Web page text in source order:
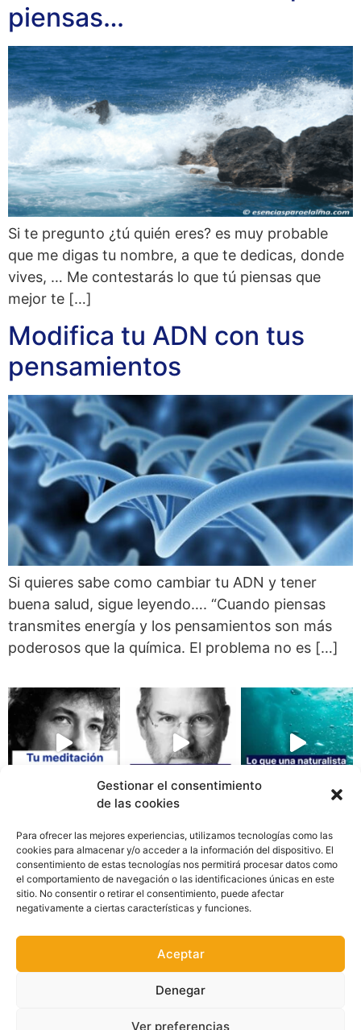
Gestionar el consentimiento
de las cookies
Para ofrecer las mejores experiencias, utilizamos tecnologías como las
cookies para almacenar y/o acceder a la información del dispositivo. El
consentimiento de estas tecnologías nos permitirá procesar datos como
el comportamiento de navegación o las identificaciones únicas en este
sitio. No consentir o retirar el consentimiento, puede afectar
negativamente a ciertas características y funciones.
Aceptar
Denegar
Ver preferencias
piensas…
Si te pregunto ¿tú quién eres? es muy probable
que me digas tu nombre, a que te dedicas, donde
vives, … Me contestarás lo que tú piensas que
mejor te […]
Modifica tu ADN con tus
pensamientos
Si quieres sabe como cambiar tu ADN y tener
buena salud, sigue leyendo…. “Cuando piensas
transmites energía y los pensamientos son más
poderosos que la química. El problema no es […]
AVISO LEGAL
POLÍTICA DE PRIVACIDAD Y COOKIES
PROPIEDAD INTELECTUAL E INDUSTRIAL